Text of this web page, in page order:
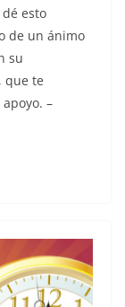
esto
de un ánimo
su
que te
–